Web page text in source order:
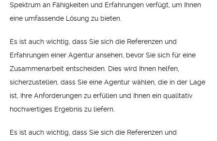
Spektrum an Fähigkeiten und Erfahrungen verfügt, um Ihnen
eine umfassende Lösung zu bieten.
Es ist auch wichtig, dass Sie sich die Referenzen und
Erfahrungen einer Agentur ansehen, bevor Sie sich für eine
Zusammenarbeit entscheiden. Dies wird Ihnen helfen,
sicherzustellen, dass Sie eine Agentur wählen, die in der Lage
ist, Ihre Anforderungen zu erfüllen und Ihnen ein qualitativ
hochwertiges Ergebnis zu liefern.
Es ist auch wichtig, dass Sie sich die Referenzen und